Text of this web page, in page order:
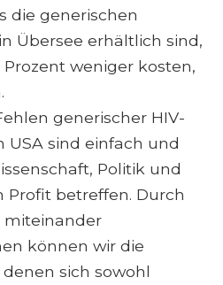
die generischen
Übersee erhältlich sind,
weniger kosten,
generischer HIV-
sind einfach und
Politik und
betreffen. Durch
miteinander
können wir die
sich sowohl